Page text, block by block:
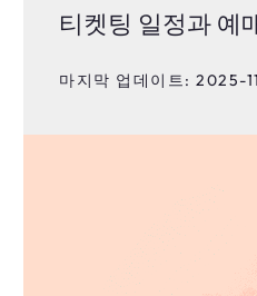
티켓팅 일정과 예
마지막 업데이트: 2025-